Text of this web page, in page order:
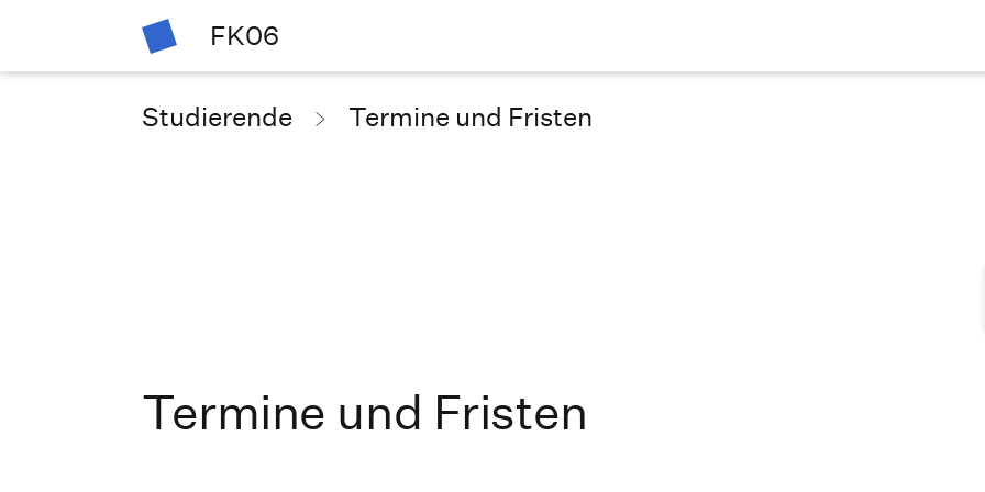
FK06
Studierende Termine und Fristen
Termine und Fristen